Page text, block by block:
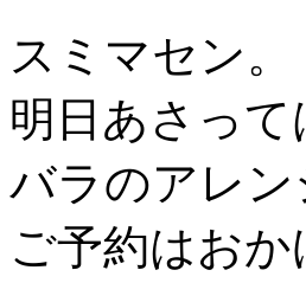
スミマセン。
明日あさっ
バラのアレ
ご予約はお